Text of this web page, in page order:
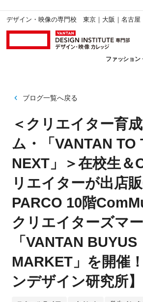
デザイン・映像の専門校 東京｜大阪｜名古屋
ファッション
ブログ一覧へ戻る
＜クリエイター育
ム・「VANTAN TO
NEXT」＞在校生＆
リエイターが出店
PARCO 10階
クリエイターズマ
「VANTAN BUYUS
MARKET」を開催
ンデザイン研究所】